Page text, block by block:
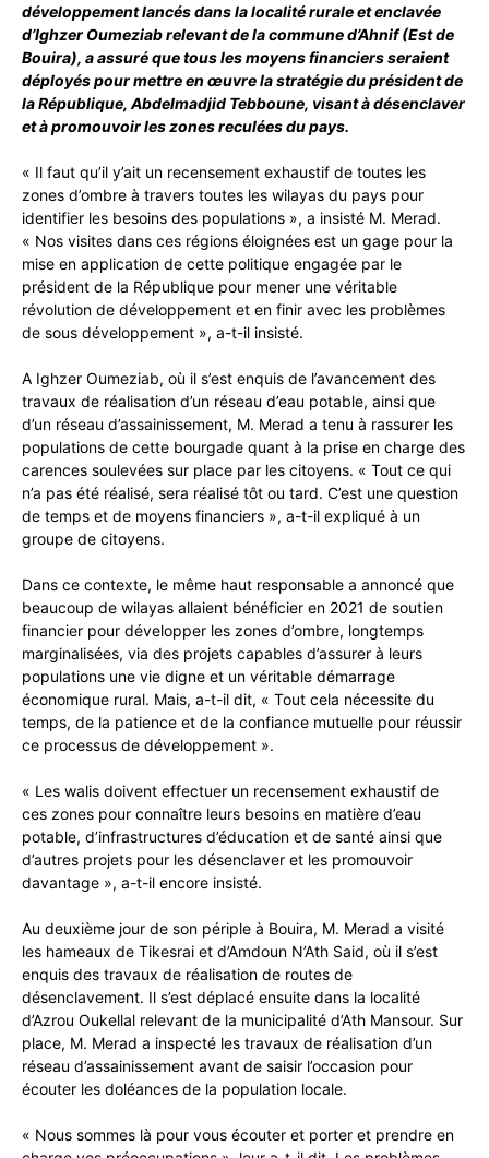
développement lancés dans la localité rurale et enclavée
d’Ighzer Oumeziab relevant de la commune d’Ahnif (Est de
Bouira), a assuré que tous les moyens financiers seraient
déployés pour mettre en œuvre la stratégie du président de
la République, Abdelmadjid Tebboune, visant à désenclaver
et à promouvoir les zones reculées du pays.
« Il faut qu’il y’ait un recensement exhaustif de toutes les
zones d’ombre à travers toutes les wilayas du pays pour
identifier les besoins des populations », a insisté M. Merad.
« Nos visites dans ces régions éloignées est un gage pour la
mise en application de cette politique engagée par le
président de la République pour mener une véritable
révolution de développement et en finir avec les problèmes
de sous développement », a-t-il insisté.
A Ighzer Oumeziab, où il s’est enquis de l’avancement des
travaux de réalisation d’un réseau d’eau potable, ainsi que
d’un réseau d’assainissement, M. Merad a tenu à rassurer les
populations de cette bourgade quant à la prise en charge des
carences soulevées sur place par les citoyens. « Tout ce qui
n’a pas été réalisé, sera réalisé tôt ou tard. C’est une question
de temps et de moyens financiers », a-t-il expliqué à un
groupe de citoyens.
Dans ce contexte, le même haut responsable a annoncé que
beaucoup de wilayas allaient bénéficier en 2021 de soutien
financier pour développer les zones d’ombre, longtemps
marginalisées, via des projets capables d’assurer à leurs
populations une vie digne et un véritable démarrage
économique rural. Mais, a-t-il dit, « Tout cela nécessite du
temps, de la patience et de la confiance mutuelle pour réussir
ce processus de développement ».
« Les walis doivent effectuer un recensement exhaustif de
ces zones pour connaître leurs besoins en matière d’eau
potable, d’infrastructures d’éducation et de santé ainsi que
d’autres projets pour les désenclaver et les promouvoir
davantage », a-t-il encore insisté.
Au deuxième jour de son périple à Bouira, M. Merad a visité
les hameaux de Tikesrai et d’Amdoun N’Ath Said, où il s’est
enquis des travaux de réalisation de routes de
désenclavement. Il s’est déplacé ensuite dans la localité
d’Azrou Oukellal relevant de la municipalité d’Ath Mansour. Sur
place, M. Merad a inspecté les travaux de réalisation d’un
réseau d’assainissement avant de saisir l’occasion pour
écouter les doléances de la population locale.
« Nous sommes là pour vous écouter et porter et prendre en